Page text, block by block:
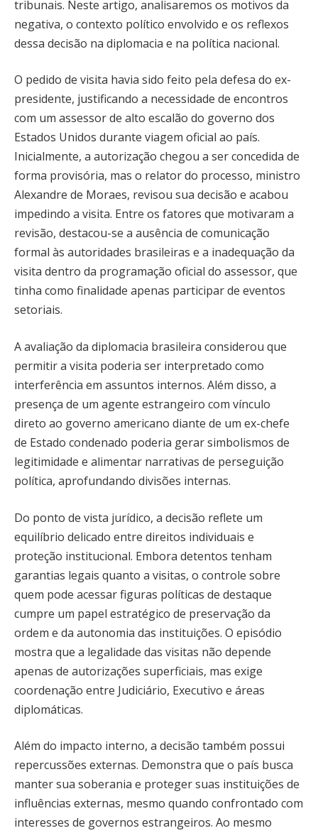
tribunais. Neste artigo, analisaremos os motivos da
negativa, o contexto político envolvido e os reflexos
dessa decisão na diplomacia e na política nacional.
O pedido de visita havia sido feito pela defesa do ex-
presidente, justificando a necessidade de encontros
com um assessor de alto escalão do governo dos
Estados Unidos durante viagem oficial ao país.
Inicialmente, a autorização chegou a ser concedida de
forma provisória, mas o relator do processo, ministro
Alexandre de Moraes, revisou sua decisão e acabou
impedindo a visita. Entre os fatores que motivaram a
revisão, destacou-se a ausência de comunicação
formal às autoridades brasileiras e a inadequação da
visita dentro da programação oficial do assessor, que
tinha como finalidade apenas participar de eventos
setoriais.
A avaliação da diplomacia brasileira considerou que
permitir a visita poderia ser interpretado como
interferência em assuntos internos. Além disso, a
presença de um agente estrangeiro com vínculo
direto ao governo americano diante de um ex-chefe
de Estado condenado poderia gerar simbolismos de
legitimidade e alimentar narrativas de perseguição
política, aprofundando divisões internas.
Do ponto de vista jurídico, a decisão reflete um
equilíbrio delicado entre direitos individuais e
proteção institucional. Embora detentos tenham
garantias legais quanto a visitas, o controle sobre
quem pode acessar figuras políticas de destaque
cumpre um papel estratégico de preservação da
ordem e da autonomia das instituições. O episódio
mostra que a legalidade das visitas não depende
apenas de autorizações superficiais, mas exige
coordenação entre Judiciário, Executivo e áreas
diplomáticas.
Além do impacto interno, a decisão também possui
repercussões externas. Demonstra que o país busca
manter sua soberania e proteger suas instituições de
influências externas, mesmo quando confrontado com
interesses de governos estrangeiros. Ao mesmo